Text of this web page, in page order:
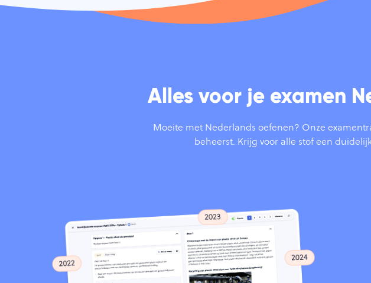
Alles voor je examen
Moeite met Nederlands oefenen? Onze
beheerst. Krijg voor alle stof een